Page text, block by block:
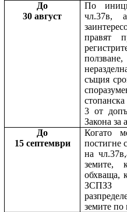
До
30 август
По
чл.37в,
правят
същия
3 от
Закона за
До
15 септември
Когато
постигне
на
земите,
обхваща,
ЗСПЗЗ
земите по